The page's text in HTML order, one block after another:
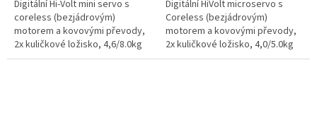
Digitální Hi-Volt mini servo s
coreless (bezjádrovým)
motorem a kovovými převody,
2x kuličkové ložisko, 4,6/8.0kg
při 6,0/7,4V a 0,11/0,095s na
Digitální HiVolt microservo s
Coreless (bezjádrovým)
motorem a kovovými převody,
2x kuličkové ložisko, 4,0/5.0kg
při 6,0/7,4V a 0,06/0,05s na